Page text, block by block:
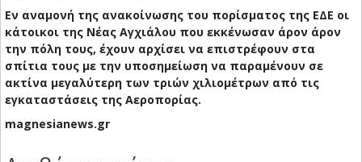
Εν αναμονή της ανακοίνωσης του πορίσματος της ΕΔΕ οι
κάτοικοι της Νέας Αγχιάλου που εκκένωσαν άρον άρον
την πόλη τους, έχουν αρχίσει να επιστρέφουν στα
σπίτια τους με την υποσημείωση να παραμένουν σε
ακτίνα μεγαλύτερη των τριών χιλιομέτρων από τις
εγκαταστάσεις της Αεροπορίας.
magnesianews.gr